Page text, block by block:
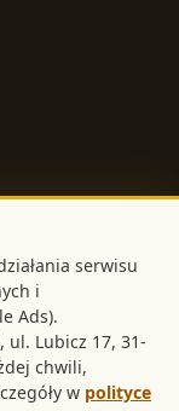
serwisu
i
Ads).
,
chwili,
w polityce